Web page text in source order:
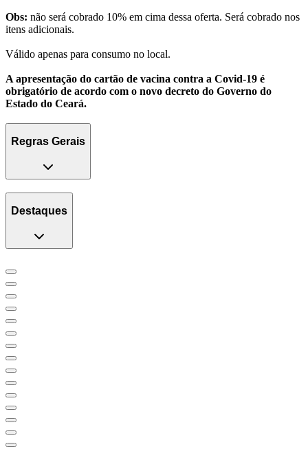
Obs: não será cobrado 10% em cima dessa oferta. Será cobrado nos
itens adicionais.
Válido apenas para consumo no local.
A apresentação do cartão de vacina contra a Covid-19 é
obrigatório de acordo com o novo decreto do Governo do
Estado do Ceará.
Regras Gerais
Destaques